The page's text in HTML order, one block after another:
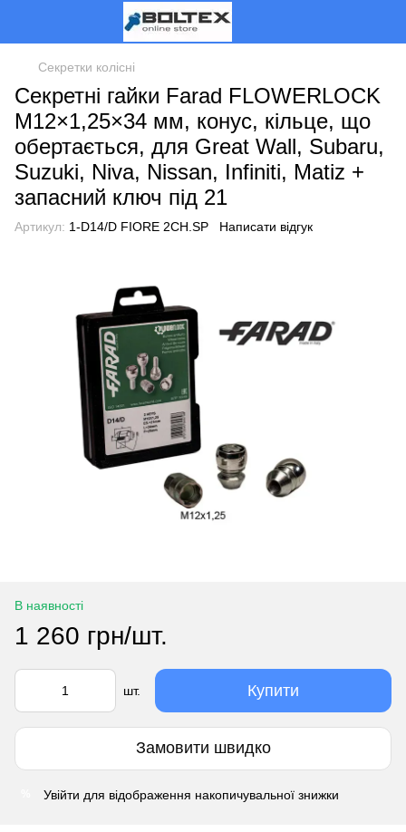
Секретки колісні
Секретні гайки Farad FLOWERLOCK
M12×1,25×34 мм, конус, кільце, що
обертається, для Great Wall, Subaru,
Suzuki, Niva, Nissan, Infiniti, Matiz +
запасний ключ під 21
Артикул: 1-D14/D FIORE 2CH.SP Написати відгук
В наявності
1 260 грн/шт.
шт. Купити
Замовити швидко
Увійти для відображення накопичувальної знижки